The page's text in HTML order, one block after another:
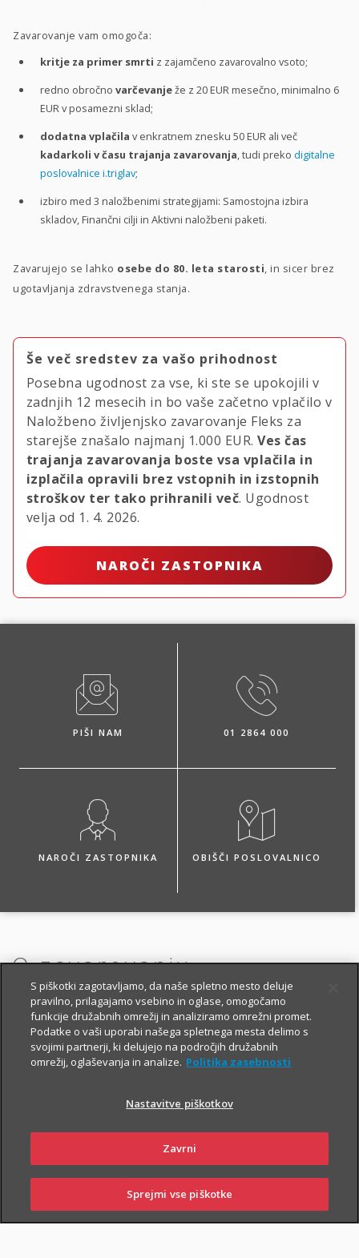
POSLOVALNICE
Zavarovanje vam omogoča:
kritje za primer smrti z zajamčeno zavarovalno vsoto;
redno obročno varčevanježe z 20 EUR mesečno, minimalno 6
EUR v posamezni sklad;
dodatna vplačila v enkratnem znesku 50 EUR ali več
kadarkoli v času trajanja zavarovanja, tudi preko digitalne
poslovalnice i.triglav;
izbiro med 3 naložbenimi strategijami: Samostojna izbira
skladov, Finančni cilji in Aktivni naložbeni paketi.
Zavarujejo se lahko osebe do 80. leta starosti, in sicer brez
ugotavljanja zdravstvenega stanja.
Še več sredstev za vašo prihodnost
Posebna ugodnost za vse, ki ste se upokojili v
zadnjih 12 mesecih in bo vaše začetno vplačilo v
Naložbeno življenjsko zavarovanje Fleks za
starejše znašalo najmanj 1.000 EUR. Ves čas
trajanja zavarovanja boste vsa vplačila in
izplačila opravili brez vstopnih in izstopnih
stroškov ter tako prihranili več. Ugodnost
velja od 1. 4. 2026.
NAROČI ZASTOPNIKA
PIŠI NAM 01 2864 000
NAROČI ZASTOPNIKA OBIŠČI POSLOVALNICO
O zavarovanju
OSNOVNO IN DODATNA
ZAVAROVANJA
V okviru Fleksa za starejše ste zavarovani:
za primer nezgodne smrti, i
S piškotki zagotavljamo, da naše spletno mesto deluje
pravilno, prilagajamo vsebino in oglase, omogočamo
funkcije družabnih omrežij in analiziramo omrežni promet.
Podatke o vaši uporabi našega spletnega mesta delimo s
svojimi partnerji, ki delujejo na področjih družabnih
omrežij, oglaševanja in analize. Politika zasebnosti
Nastavitve piškotkov
Zavrni
Sprejmi vse piškotke